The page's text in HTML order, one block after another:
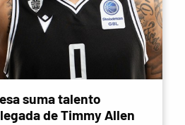
suma talento
de Timmy Allen